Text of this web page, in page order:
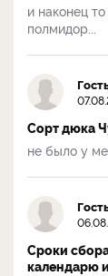
и наконец
полмидор...
Сорт дюка
не было у
Сроки
календарю